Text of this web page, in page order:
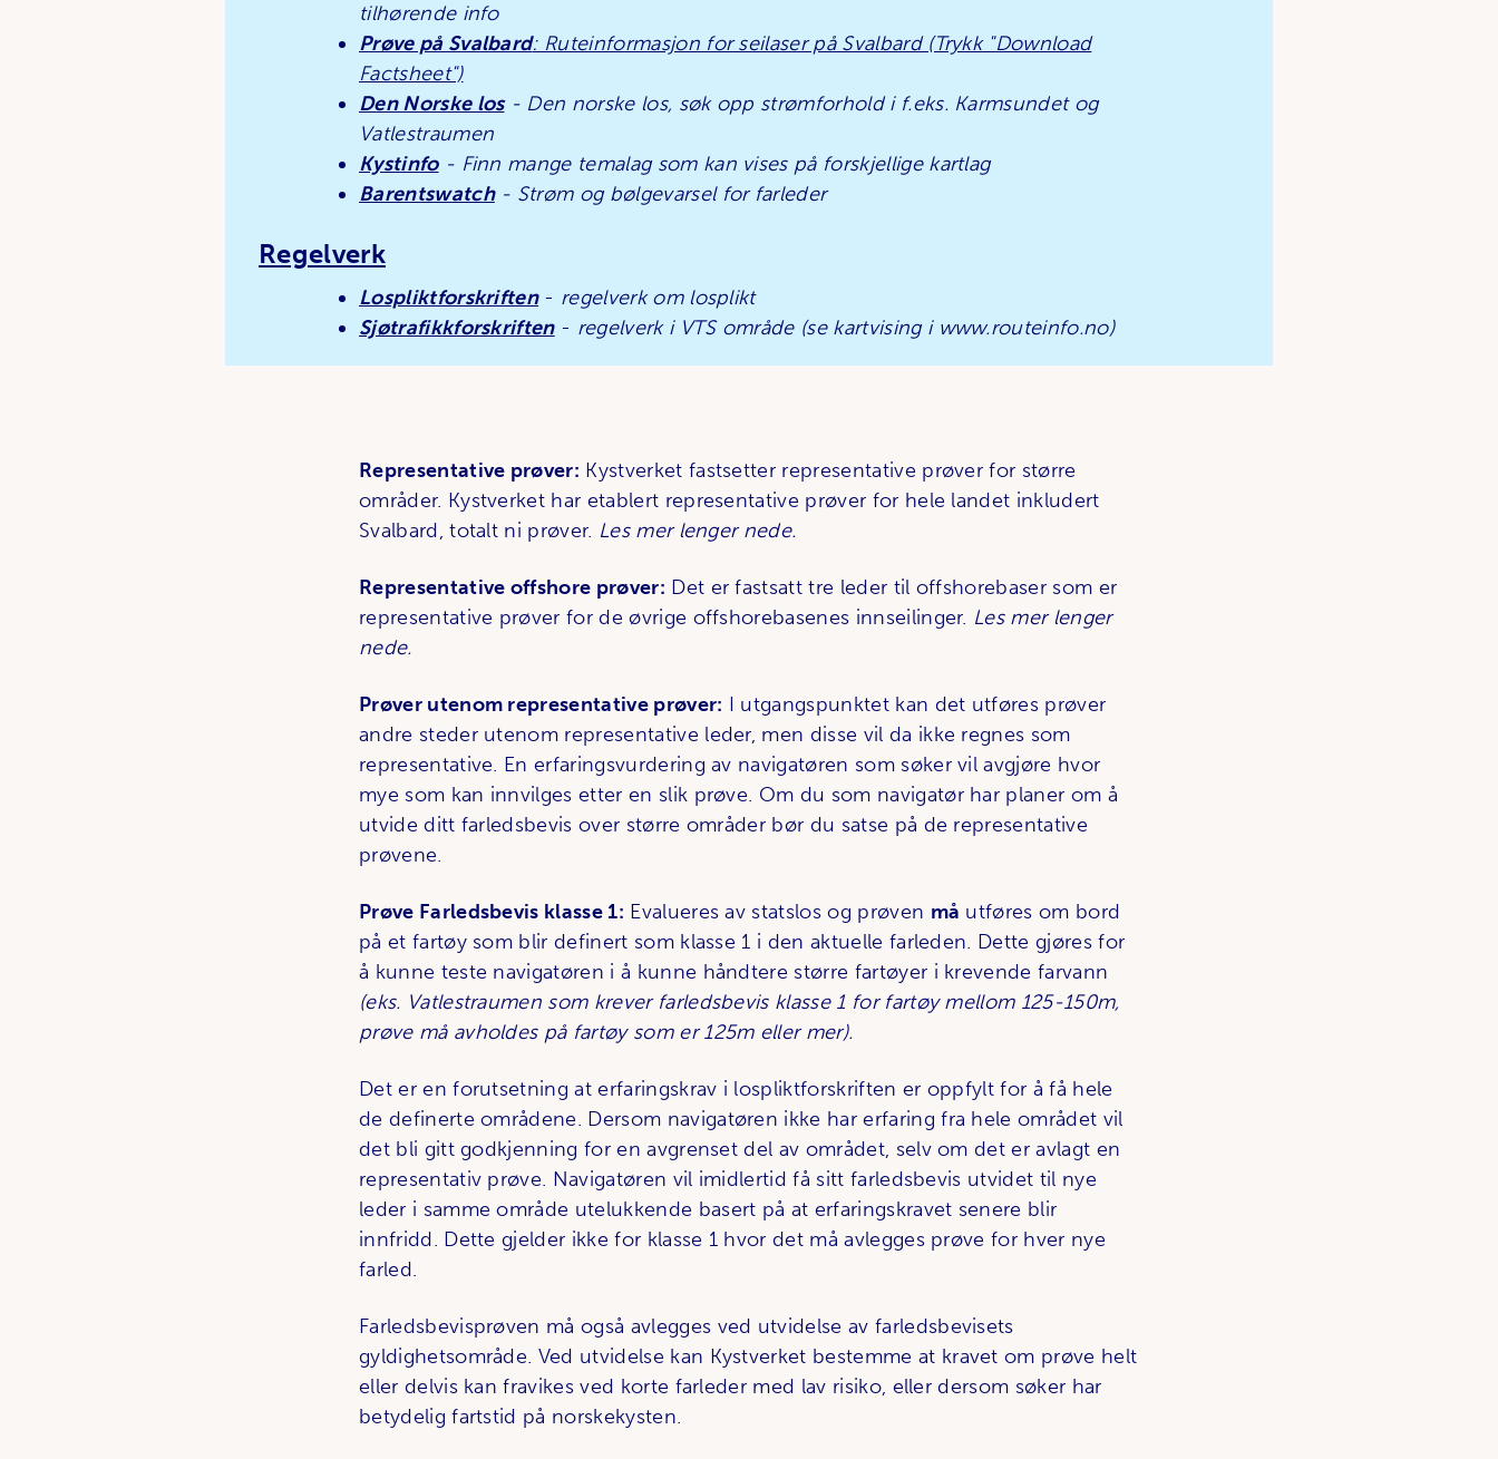
tilhørende info
Prøve på Svalbard: Ruteinformasjon for seilaser på Svalbard (Trykk "Download
Factsheet")
Den Norske los- Den norske los, søk opp strømforhold i f.eks. Karmsundet og
Vatlestraumen
Kystinfo- Finn mange temalag som kan vises på forskjellige kartlag
Barentswatch- Strøm og bølgevarsel for farleder
Regelverk
Lospliktforskriften- regelverk om losplikt
Sjøtrafikkforskriften- regelverk i VTS område (se kartvising i www.routeinfo.no)
Representative prøver: Kystverket fastsetter representative prøver for større
områder. Kystverket har etablert representative prøver for hele landet inkludert
Svalbard, totalt ni prøver. Les mer lenger nede.
Representative offshore prøver: Det er fastsatt tre leder til offshorebaser som er
representative prøver for de øvrige offshorebasenes innseilinger. Les mer lenger
nede.
Prøver utenom representative prøver: I utgangspunktet kan det utføres prøver
andre steder utenom representative leder, men disse vil da ikke regnes som
representative. En erfaringsvurdering av navigatøren som søker vil avgjøre hvor
mye som kan innvilges etter en slik prøve. Om du som navigatør har planer om å
utvide ditt farledsbevis over større områder bør du satse på de representative
prøvene.
Prøve Farledsbevis klasse 1: Evalueres av statslos og prøven må utføres om bord
på et fartøy som blir definert som klasse 1 i den aktuelle farleden. Dette gjøres for
å kunne teste navigatøren i å kunne håndtere større fartøyer i krevende farvann
(eks. Vatlestraumen som krever farledsbevis klasse 1 for fartøy mellom 125-150m,
prøve må avholdes på fartøy som er 125m eller mer).
Det er en forutsetning at erfaringskrav i lospliktforskriften er oppfylt for å få hele
de definerte områdene. Dersom navigatøren ikke har erfaring fra hele området vil
det bli gitt godkjenning for en avgrenset del av området, selv om det er avlagt en
representativ prøve. Navigatøren vil imidlertid få sitt farledsbevis utvidet til nye
leder i samme område utelukkende basert på at erfaringskravet senere blir
innfridd. Dette gjelder ikke for klasse 1 hvor det må avlegges prøve for hver nye
farled.
Farledsbevisprøven må også avlegges ved utvidelse av farledsbevisets
gyldighetsområde. Ved utvidelse kan Kystverket bestemme at kravet om prøve helt
eller delvis kan fravikes ved korte farleder med lav risiko, eller dersom søker har
betydelig fartstid på norskekysten.